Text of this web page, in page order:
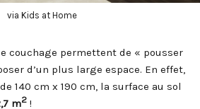
via Kids at Home
couchage permettent de « pousser
d’un plus large espace. En effet,
140 cm x 190 cm, la surface au sol
m2 !